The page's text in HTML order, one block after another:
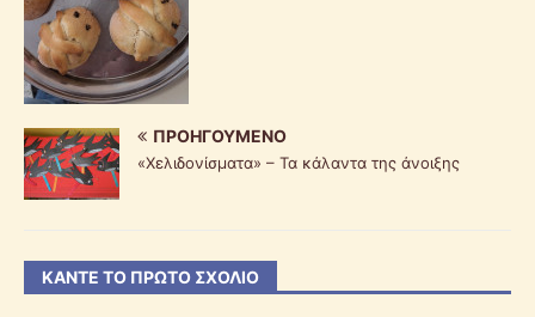
ΠΡΟΗΓΟΎΜΕΝΟ
«Χελιδονίσματα» – Τα κάλαντα της άνοιξης
ΚΆΝΤΕ ΤΟ ΠΡΏΤΟ ΣΧΌΛΙΟ